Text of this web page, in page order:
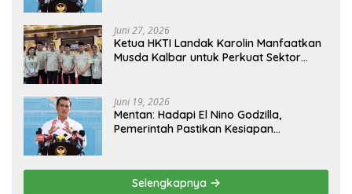
Juni 27, 2026
Ketua HKTI Landak Karolin Manfaatkan
Musda Kalbar untuk Perkuat Sektor
Juni 19, 2026
Mentan: Hadapi El Nino Godzilla,
Pemerintah Pastikan Kesiapan
Selengkapnya